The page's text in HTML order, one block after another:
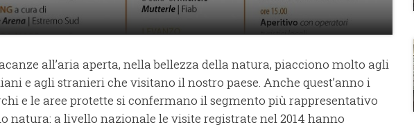
all’aria aperta, nella bellezza della natura, piacciono molto agli
e agli stranieri che visitano il nostro paese. Anche quest’anno i
e le aree protette si confermano il segmento più rappresentativo
natura: a livello nazionale le visite registrate nel 2014 hanno